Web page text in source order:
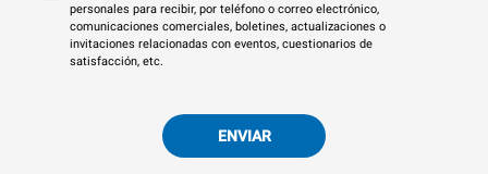
personales para recibir, por teléfono o correo electrónico,
comunicaciones comerciales, boletines, actualizaciones o
invitaciones relacionadas con eventos, cuestionarios de
satisfacción, etc.
ENVIAR